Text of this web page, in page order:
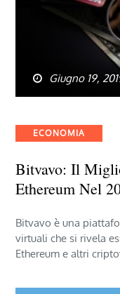
Giugno 19,
Categories
ECONOMIA
Bitvavo: Il
Ethereum Nel
Bitvavo è una
virtuali che si rivela
Ethereum e altri